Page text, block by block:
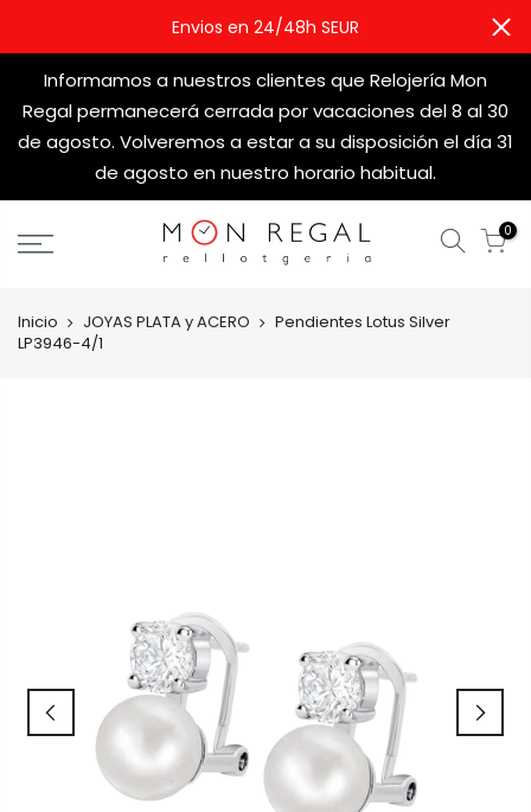
Envios en 24/48h SEUR
Informamos a nuestros clientes que Relojería Mon
Regal permanecerá cerrada por vacaciones del 8 al 30
de agosto. Volveremos a estar a su disposición el día 31
de agosto en nuestro horario habitual.
0
Inicio JOYAS PLATA y ACERO
Pendientes Lotus Silver
LP3946-4/1